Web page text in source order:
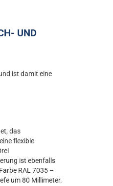
UND
ist damit eine
das
flexible
ist ebenfalls
RAL 7035 –
um 80 Millimeter.